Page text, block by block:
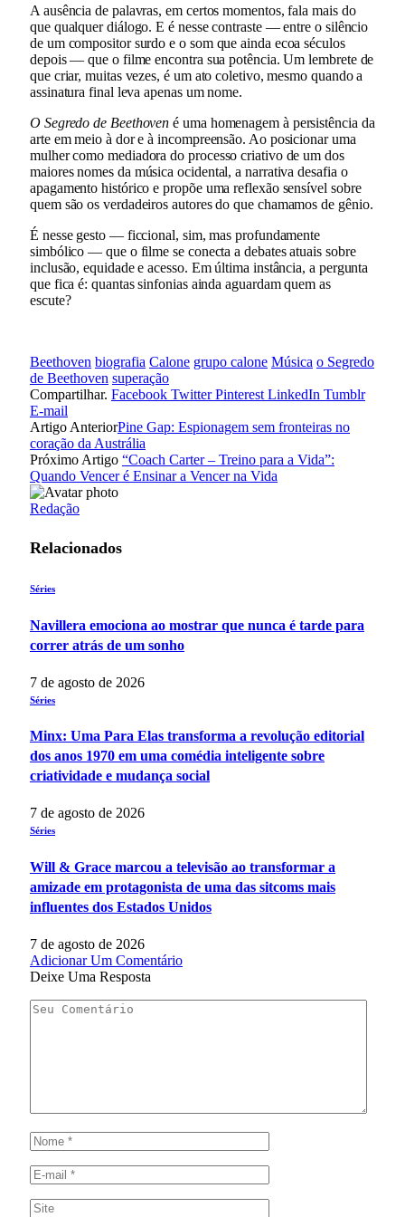
A ausência de palavras, em certos momentos, fala mais do
que qualquer diálogo. E é nesse contraste — entre o silêncio
de um compositor surdo e o som que ainda ecoa séculos
depois — que o filme encontra sua potência. Um lembrete de
que criar, muitas vezes, é um ato coletivo, mesmo quando a
assinatura final leva apenas um nome.
O Segredo de Beethoven é uma homenagem à persistência da
arte em meio à dor e à incompreensão. Ao posicionar uma
mulher como mediadora do processo criativo de um dos
maiores nomes da música ocidental, a narrativa desafia o
apagamento histórico e propõe uma reflexão sensível sobre
quem são os verdadeiros autores do que chamamos de gênio.
É nesse gesto — ficcional, sim, mas profundamente
simbólico — que o filme se conecta a debates atuais sobre
inclusão, equidade e acesso. Em última instância, a pergunta
que fica é: quantas sinfonias ainda aguardam quem as
escute?
Beethoven biografia Calone grupo calone Música o Segredo
de Beethoven superação
Compartilhar. Facebook Twitter Pinterest LinkedIn Tumblr
E-mail
Artigo AnteriorPine Gap: Espionagem sem fronteiras no
coração da Austrália
Próximo Artigo “Coach Carter – Treino para a Vida”:
Quando Vencer é Ensinar a Vencer na Vida
Redação
Relacionados
Séries
Navillera emociona ao mostrar que nunca é tarde para
correr atrás de um sonho
7 de agosto de 2026
Séries
Minx: Uma Para Elas transforma a revolução editorial
dos anos 1970 em uma comédia inteligente sobre
criatividade e mudança social
7 de agosto de 2026
Séries
Will & Grace marcou a televisão ao transformar a
amizade em protagonista de uma das sitcoms mais
influentes dos Estados Unidos
7 de agosto de 2026
Adicionar Um Comentário
Deixe Uma Resposta